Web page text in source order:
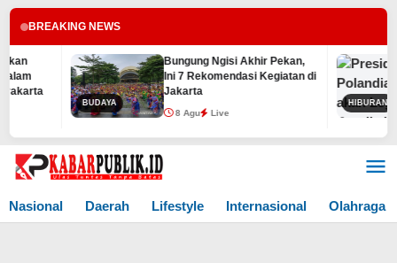
BREAKING NEWS
Bungung Ngisi Akhir Pekan,
Ini 7 Rekomendasi Kegiatan di
Jakarta
8 Agu Live 8
Lewati
Nasional
Daerah Lifestyle Internasional Olahraga